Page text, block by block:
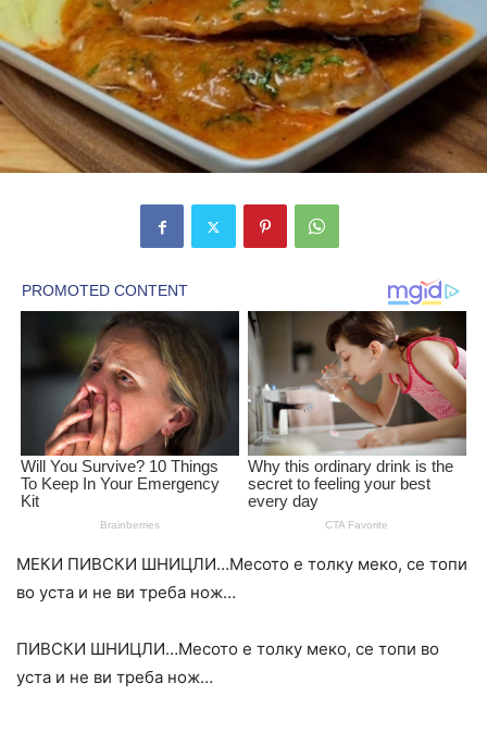
МЕКИ ПИВСКИ ШНИЦЛИ…Месото е толку меко, се топи
во уста и не ви треба нож…
ПИВСКИ ШНИЦЛИ…Месото е толку меко, се топи во
уста и не ви треба нож…